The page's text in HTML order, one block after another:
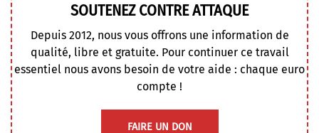
SOUTENEZ CONTRE ATTAQUE
Depuis 2012, nous vous offrons une information de
qualité, libre et gratuite. Pour continuer ce travail
essentiel nous avons besoin de votre aide : chaque euro
compte !
FAIRE UN DON